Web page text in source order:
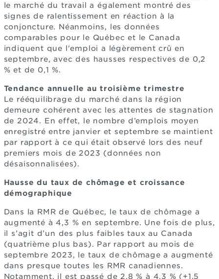
le marché du travail a également montré des
signes de ralentissement en réaction à la
conjoncture. Néanmoins, les données
comparables pour le Québec et le Canada
indiquent que l'emploi a légèrement crû en
septembre, avec des hausses respectives de 0,2
% et de 0,1 %.
Tendance annuelle au troisième trimestre
Le rééquilibrage du marché dans la région
demeure cohérent avec les attentes de stagnation
de 2024. En effet, le nombre d’emplois moyen
enregistré entre janvier et septembre se maintient
par rapport à ce qui était observé lors des neuf
premiers mois de 2023 (données non
désaisonnalisées).
Hausse du taux de chômage et croissance
démographique
Dans la RMR de Québec, le taux de chômage a
augmenté à 4,3 % en septembre. Une fois de plus,
il s’agit d’un des plus faibles taux au Canada
(quatrième plus bas). Par rapport au mois de
septembre 2023, le taux de chômage a augmenté
dans presque toutes les RMR canadiennes.
Notamment, il est passé de 2,8 % à 4,3 % (+1,5